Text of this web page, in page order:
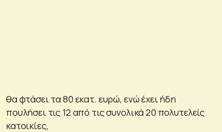
θα φτάσει τα 80 εκατ. ευρώ, ενώ έχει ήδη
πουλήσει τις 12 από τις συνολικά 20 πολυτελείς
κατοικίες,